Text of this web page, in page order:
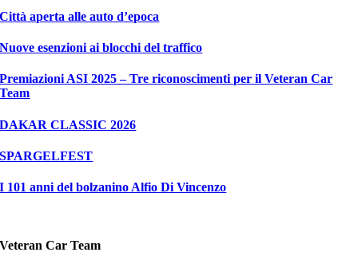
Città aperta alle auto d’epoca
Nuove esenzioni ai blocchi del traffico
Premiazioni ASI 2025 – Tre riconoscimenti per il Veteran Car
Team
DAKAR CLASSIC 2026
SPARGELFEST
I 101 anni del bolzanino Alfio Di Vincenzo
Veteran Car Team